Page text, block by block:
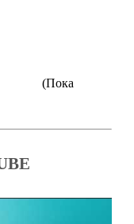
(Пока